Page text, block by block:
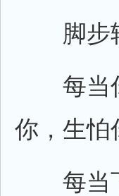
脚步轻
每当你
你，生怕
每当下